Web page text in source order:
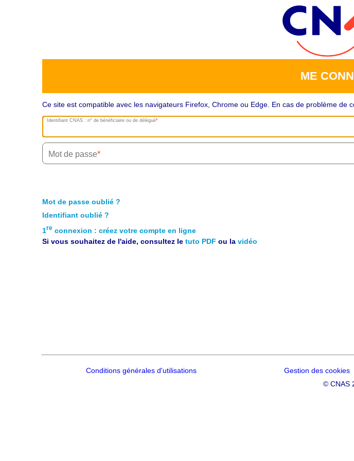
ME
Ce site est compatible avec les navigateurs Firefox, Chrome ou Edge. En cas de problème de
Identifiant CNAS : n° de bénéficiaire ou de délégué
Mot de passe
Mot de passe oublié ?
Identifiant oublié ?
1re connexion : créez votre compte en ligne
Si vous souhaitez de l'aide, consultez le tuto PDF ou la vidéo
Conditions générales d'utilisations Gestion des cookies
© CNAS